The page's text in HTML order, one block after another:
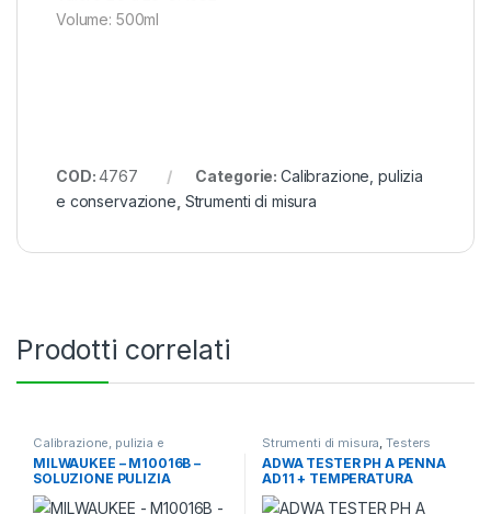
Volume: 500ml
COD:4767 Categorie: Calibrazione, pulizia
e conservazione Strumenti di misura
Prodotti correlati
Calibrazione, pulizia e
conservazione Strumenti di
misura
MILWAUKEE – M10016B –
SOLUZIONE PULIZIA
ELETTRODI – 20 ML
Strumenti di misura,Testers
termometri e igrometri
ADWA TESTER PH A PENNA
AD11 + TEMPERATURA